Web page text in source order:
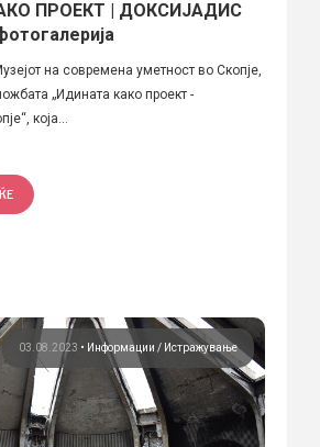
ПРОЕКТ | ДОКСИЈАДИС
на современа уметност во Скопје,
„Идината како проект -
која...
03.08.2023 • Информации Истражување